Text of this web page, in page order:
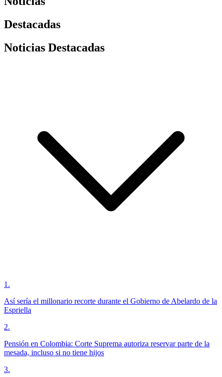
Destacadas
Noticias Destacadas
1 .
Así sería el millonario recorte durante el Gobierno de Abelardo de la
Espriella
2.
Pensión en Colombia: Corte Suprema autoriza reservar parte de la
mesada, incluso si no tiene hijos
3.